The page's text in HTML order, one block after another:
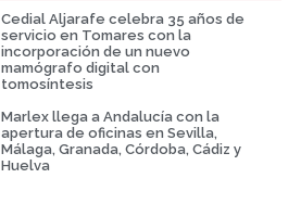
Cedial Aljarafe celebra 35 años de
servicio en Tomares con la
incorporación de un nuevo
mamógrafo digital con
tomosíntesis
Marlex llega a Andalucía con la
apertura de oficinas en Sevilla,
Málaga, Granada, Córdoba, Cádiz y
Huelva